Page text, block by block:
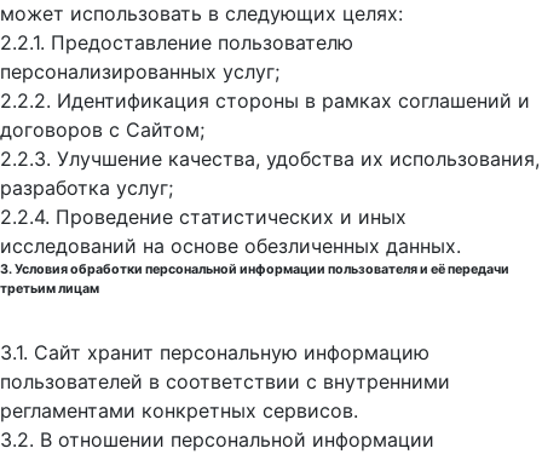
может использовать в следующих целях:
2.2.1. Предоставление пользователю
персонализированных услуг;
2.2.2. Идентификация стороны в рамках соглашений и
договоров с Сайтом;
2.2.3. Улучшение качества, удобства их использования,
разработка услуг;
2.2.4. Проведение статистических и иных
исследований на основе обезличенных данных.
3. Условия обработки персональной информации пользователя и её передачи
третьим лицам
3.1. Сайт хранит персональную информацию
пользователей в соответствии с внутренними
регламентами конкретных сервисов.
3.2. В отношении персональной информации